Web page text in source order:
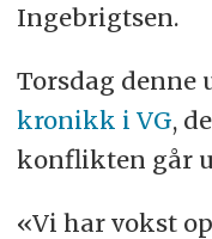
Ingebrigtsen.
Torsdag denne
kronikk i VG,
konflikten går
«Vi har vokst